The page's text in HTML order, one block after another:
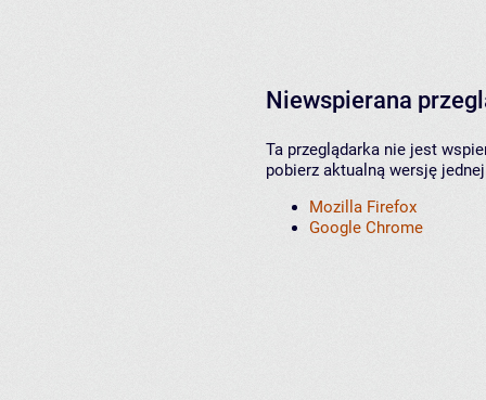
Niewspierana
Ta przeglądarka nie jest
pobierz aktualną wersję
Mozilla Firefox
Google Chrome